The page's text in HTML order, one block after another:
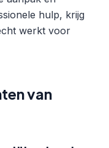
hulp, krijg
werkt voor
van